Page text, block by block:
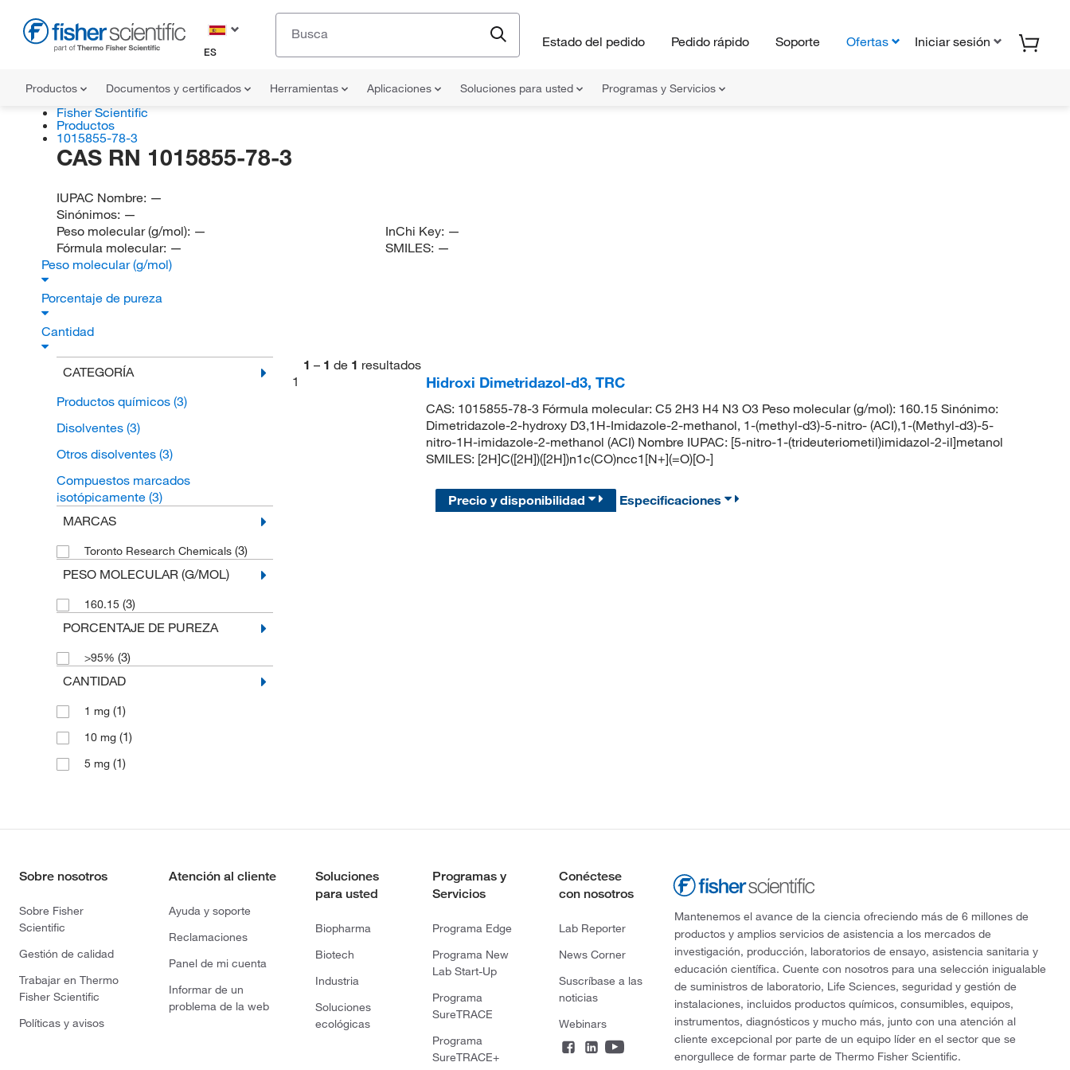
ES
Estado del pedido Pedido rápido Soporte Ofertas Iniciar sesión
Productos Documentos y certificados Herramientas Aplicaciones Soluciones para usted Programas y Servicios
Fisher Scientific
Productos
1015855-78-3
CAS RN 1015855-78-3
IUPAC Nombre: —
Sinónimos: —
Peso molecular (g/mol): —
Fórmula molecular: —
InChi Key: —
SMILES: —
Peso molecular (g/mol)
Porcentaje de pureza
Cantidad
CATEGORÍA
Productos químicos (3)
Disolventes (3)
Otros disolventes (3)
Compuestos marcados
isotópicamente (3)
MARCAS
Toronto Research Chemicals (3)
PESO MOLECULAR (G/MOL)
160.15 (3)
PORCENTAJE DE PUREZA
>95% (3)
CANTIDAD
1 mg (1)
10 mg (1)
5 mg (1)
1 – 1 de 1 resultados
1
Hidroxi Dimetridazol-d3, TRC
CAS: 1015855-78-3 Fórmula molecular: C5 2H3 H4 N3 O3 Peso molecular (g/mol): 160.15 Sinónimo:
Dimetridazole-2-hydroxy D3,1H-Imidazole-2-methanol, 1-(methyl-d3)-5-nitro- (ACI),1-(Methyl-d3)-5-
nitro-1H-imidazole-2-methanol (ACI) Nombre IUPAC: [5-nitro-1-(trideuteriometil)imidazol-2-il]metanol
SMILES: [2H]C([2H])([2H])n1c(CO)ncc1[N+](=O)[O-]
Precio y disponibilidad Especificaciones
Sobre nosotros
Sobre Fisher
Scientific
Gestión de calidad
Trabajar en Thermo
Fisher Scientific
Políticas y avisos
Atención al cliente
Ayuda y soporte
Reclamaciones
Panel de mi cuenta
Informar de un
problema de la web
Soluciones
para usted
Biopharma
Biotech
Industria
Soluciones
ecológicas
Programas y
Servicios
Programa Edge
Programa New
Lab Start-Up
Programa
SureTRACE
Programa
SureTRACE+
Conéctese
con nosotros
Lab Reporter
News Corner
Suscríbase a las
noticias
Webinars
Mantenemos el avance de la ciencia ofreciendo más de 6 millones de
productos y amplios servicios de asistencia a los mercados de
investigación, producción, laboratorios de ensayo, asistencia sanitaria y
educación científica. Cuente con nosotros para una selección inigualable
de suministros de laboratorio, Life Sciences, seguridad y gestión de
instalaciones, incluidos productos químicos, consumibles, equipos,
instrumentos, diagnósticos y mucho más, junto con una atención al
cliente excepcional por parte de un equipo líder en el sector que se
enorgullece de formar parte de Thermo Fisher Scientific.